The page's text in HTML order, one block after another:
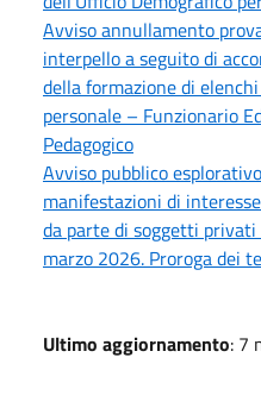
Avviso annullamento
interpello a seguito di
della formazione di
personale – Funzionario
Pedagogico
Avviso pubblico
manifestazioni di
da parte di soggetti
marzo 2026. Proroga dei
Ultimo aggiornamento: 7